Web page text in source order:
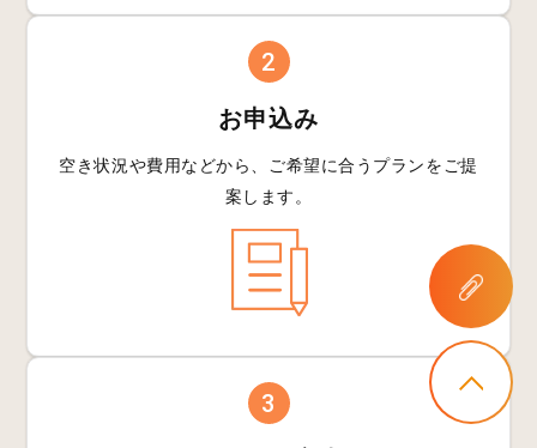
2
お申込み
空き状況や費用などから、 ご希望に合うプランをご提
案します。
3